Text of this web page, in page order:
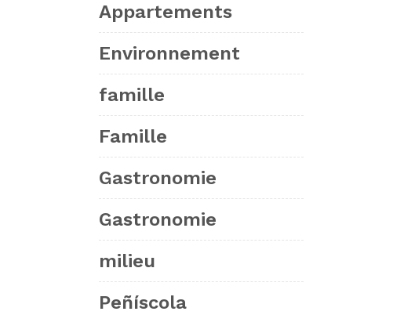
Appartements
Environnement
famille
Famille
Gastronomie
Gastronomie
milieu
Peñíscola